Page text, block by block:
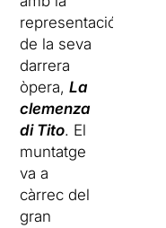
representació
de la seva
darrera
òpera,La
clemenza
di Tito. El
muntatge
va a
càrrec del
gran